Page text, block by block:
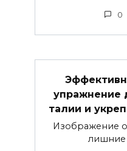
0
упражнение
талии и
Изображение
лишние